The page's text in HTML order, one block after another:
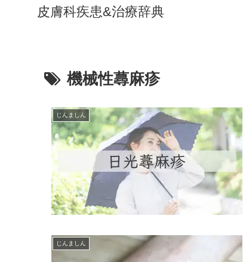
皮膚科疾患&治療辞典
機械性蕁麻疹
じんましん
じんましん